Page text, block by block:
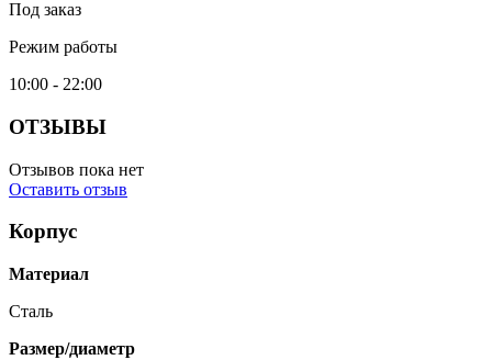
Под заказ
Режим работы
10:00 - 22:00
ОТЗЫВЫ
Отзывов пока нет
Оставить отзыв
Корпус
Материал
Сталь
Размер/диаметр